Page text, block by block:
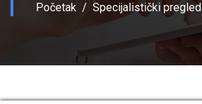
Početak Specijalistički pregled